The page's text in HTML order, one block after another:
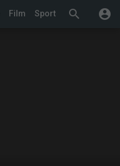
search account_circle
Film Sport